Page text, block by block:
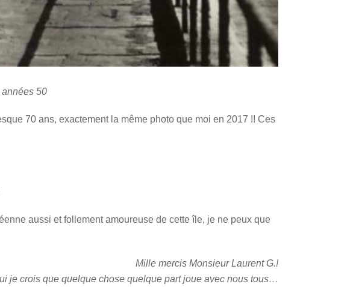
années 50
70 ans, exactement la même photo que moi en 2017 !! Ces
aussi et follement amoureuse de cette île, je ne peux que
Mille mercis Monsieur Laurent G.!
je crois que quelque chose quelque part joue avec nous tous…